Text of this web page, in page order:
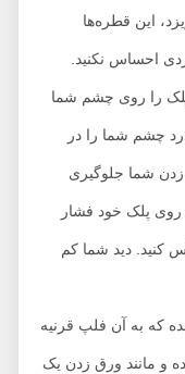
قطره‌ها
نکنید.
روی چشم شما
شما را در
جلوگیری
خود فشار
دید شما کم
آن فلپ قرنیه
ورق زدن یک